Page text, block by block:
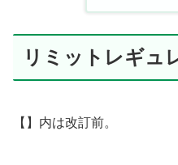
リミットレギュ
【】内は改訂前。